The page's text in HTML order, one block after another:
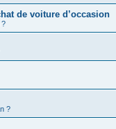
de voiture d’occasion
?
?